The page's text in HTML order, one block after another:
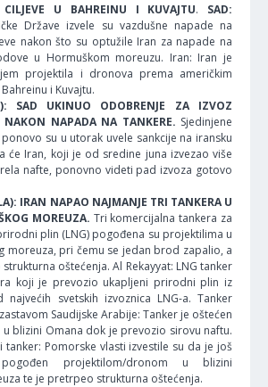
U BAHREINU I KUVAJTU. SAD:
Države izvele su vazdušne napade na
nakon što su optužile Iran za napade na
u Hormuškom moreuzu. Iran: Iran je
projektila i dronova prema američkim
i Kuvajtu.
SAD UKINUO ODOBRENJE ZA IZVOZ
NAKON NAPADA NA TANKERE. Sjedinjene
su u utorak uvele sankcije na iransku
će Iran, koji je od sredine juna izvezao više
nafte, ponovno videti pad izvoza gotovo
IRAN NAPAO NAJMANJE TRI TANKERA U
MOREUZA. Tri komercijalna tankera za
plin (LNG) pogođena su projektilima u
moreuza, pri čemu se jedan brod zapalio, a
oštećenja. Al Rekayyat: LNG tanker
koji je prevozio ukapljeni prirodni plin iz
najvećih svetskih izvoznica LNG-a. Tanker
Saudijske Arabije: Tanker je oštećen
blizini Omana dok je prevozio sirovu naftu.
tanker: Pomorske vlasti izvestile su da je još
projektilom/dronom u blizini
te je pretrpeo strukturna oštećenja.